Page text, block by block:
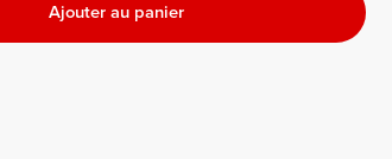
Ajouter au panier